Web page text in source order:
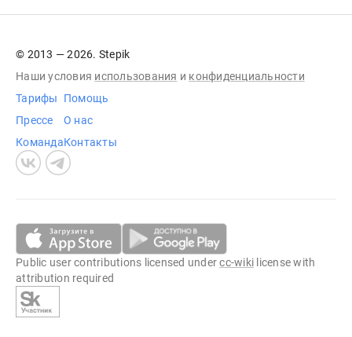
© 2013 — 2026. Stepik
Наши условия использования и конфиденциальности
Тарифы
Прессе
Команда
Помощь
О нас
Контакты
Public user contributions licensed undercc-wiki license with
attribution required